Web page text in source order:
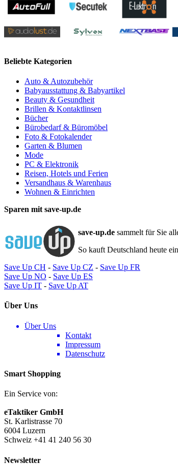
Beliebte Kategorien
Auto & Autozubehör
Babyausstattung & Babyartikel
Beauty & Gesundheit
Brillen & Kontaktlinsen
Bücher
Bürobedarf & Büromöbel
Foto & Fotokalender
Garten & Blumen
Mode
PC & Elektronik
Reisen, Hotels und Ferien
Versandhaus & Warenhaus
Wohnen & Einrichten
Sparen mit save-up.de
save-up.desammelt für Sie
So kauft Deutschland heute
Save Up CH - Save Up CZ - Save Up FR
Save Up NO - Save Up ES
Save Up IT - Save Up AT
Über Uns
Über Uns
Kontakt
Impressum
Datenschutz
Smart Shopping
Ein Service von:
eTaktiker GmbH
St. Karlistrasse 70
6004 Luzern
Schweiz +41 41 240 56 30
Newsletter